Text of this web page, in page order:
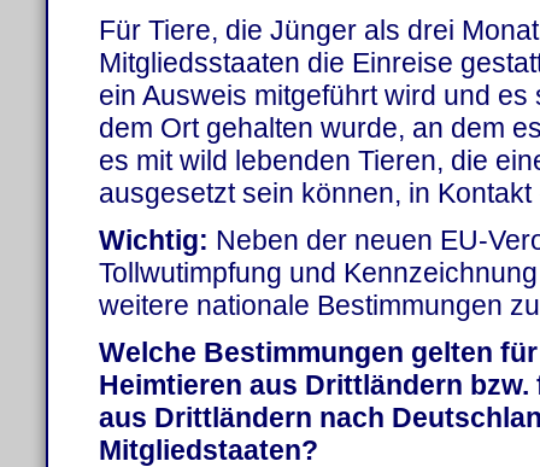
Für Tiere, die Jünger als drei
Mitgliedsstaaten die Einreise
ein Ausweis mitgeführt wird und
dem Ort gehalten wurde, an dem
es mit wild lebenden Tieren, die
ausgesetzt sein können, in
Wichtig: Neben der neuen EU-
Tollwutimpfung und
weitere nationale Bestimmungen
Welche Bestimmungen gelten
Heimtieren aus Drittländern
aus Drittländern nach
Mitgliedstaaten?